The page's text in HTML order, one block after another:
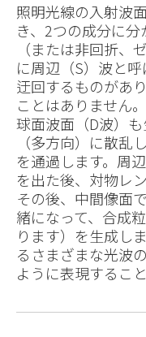
照明光線の入射波
き、2つの成分に
（または非回折、
に周辺（S）波と
迂回するものがあ
ことはありません
球面波面（D波）
（多方向）に散乱
を通過します。周
を出た後、対物レ
その後、中間像面
緒になって、合成
ります）を生成し
るさまざまな光波
ように表現するこ